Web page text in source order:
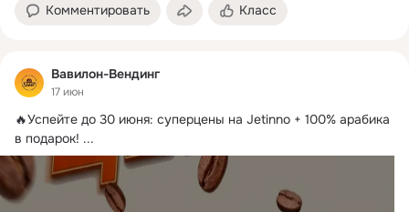
Комментировать Класс
Вавилон-Вендинг
17 июн
🔥Успейте до 30 июня: суперцены на Jetinno + 100% арабика
в подарок! ...